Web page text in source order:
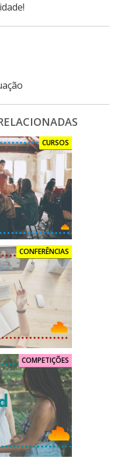
CURSOS
CONFERÊNCIAS
COMPETIÇÕES